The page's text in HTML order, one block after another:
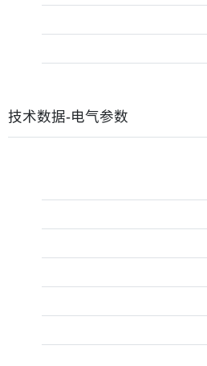
技术数据-电气参数